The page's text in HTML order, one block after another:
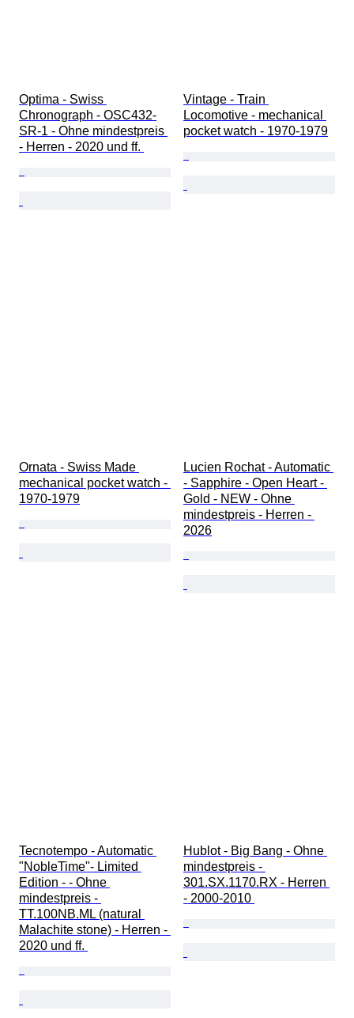
Optima - Swiss
Chronograph - OSC432-
SR-1 - Ohne mindestpreis
- Herren - 2020 und ff.
Vintage - Train
Locomotive - mechanical
pocket watch - 1970-1979
Ornata - Swiss Made
mechanical pocket watch -
1970-1979
Lucien Rochat - Automatic
- Sapphire - Open Heart -
Gold - NEW - Ohne
mindestpreis - Herren -
2026
Tecnotempo - Automatic
"NobleTime"- Limited
Edition - - Ohne
mindestpreis -
TT.100NB.ML (natural
Malachite stone) - Herren -
2020 und ff.
Hublot - Big Bang - Ohne
mindestpreis -
301.SX.1170.RX - Herren
- 2000-2010